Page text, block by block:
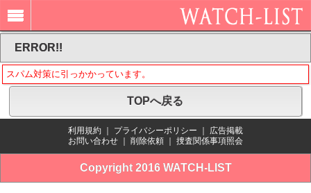
ERROR!!
スパム対策に引っかかっています。
TOPへ戻る
利用規約 プライバシーポリシー
広告掲載
お問い合わせ
削除依頼 捜査関係事項照会
Copyright 2016 WATCH-LIST